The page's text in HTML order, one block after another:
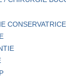
CONSERVATRICE